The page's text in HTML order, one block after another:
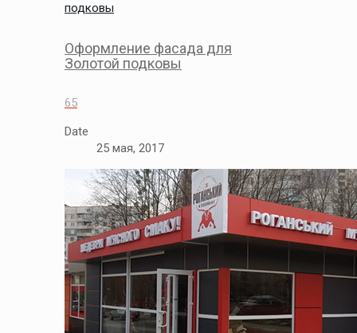
подковы
Оформление фасада для
Золотой подковы
65
Date
25 мая, 2017